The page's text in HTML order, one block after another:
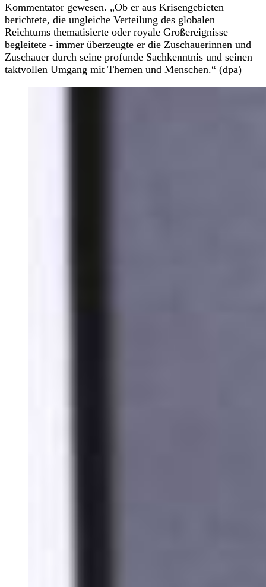
Kommentator gewesen. „Ob er aus Krisengebieten
berichtete, die ungleiche Verteilung des globalen
Reichtums thematisierte oder royale Großereignisse
begleitete - immer überzeugte er die Zuschauerinnen und
Zuschauer durch seine profunde Sachkenntnis und seinen
taktvollen Umgang mit Themen und Menschen.“ (dpa)